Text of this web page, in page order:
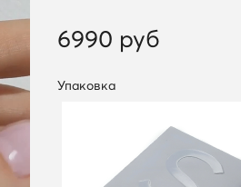
6990 руб
Упаковка